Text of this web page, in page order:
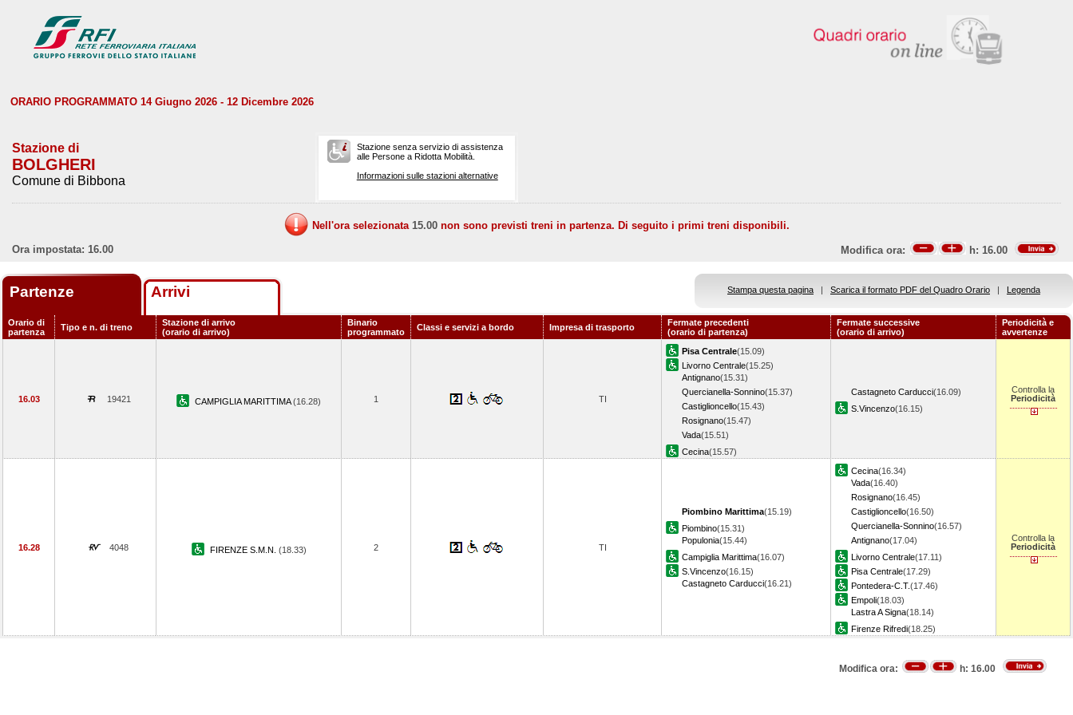
ORARIO PROGRAMMATO 14 Giugno 2026 - 12 Dicembre 2026
Stazione di
BOLGHERI
Comune di Bibbona
Stazione senza servizio di assistenza
alle Persone a Ridotta Mobilità.
Informazioni sulle stazioni alternative
Nell'ora selezionata 15.00 non sono previsti treni in partenza. Di seguito i primi treni disponibili.
Ora impostata: 16.00
Modifica ora: h: 16.00
Partenze Arrivi Stampa questa pagina | Scarica il formato PDF del Quadro Orario | Legenda
Orario di
partenza
Tipo e n. di treno
Stazione di arrivo
(orario di arrivo)
Binario
programmato
Classi e servizi a bordo Impresa di trasporto
Fermate precedenti
(orario di partenza)
Fermate successive
(orario di arrivo)
Periodicità e
avvertenze
16.03 19421 CAMPIGLIA MARITTIMA(16.28) 1 TI
Pisa Centrale(15.09)
Livorno Centrale(15.25)
Antignano(15.31)
Quercianella-Sonnino(15.37)
Castiglioncello(15.43)
Rosignano(15.47)
Vada(15.51)
Cecina(15.57)
Castagneto Carducci(16.09)
S.Vincenzo(16.15)
Controlla la
Periodicità
16.28 4048 FIRENZE S.M.N. (18.33) 2 TI
Piombino Marittima(15.19)
Piombino(15.31)
Populonia(15.44)
Campiglia Marittima(16.07)
S.Vincenzo(16.15)
Castagneto Carducci(16.21)
Cecina(16.34)
Vada(16.40)
Rosignano(16.45)
Castiglioncello(16.50)
Quercianella-Sonnino(16.57)
Antignano(17.04)
Livorno Centrale(17.11)
Pisa Centrale(17.29)
Pontedera-C.T.(17.46)
Empoli(18.03)
Lastra A Signa(18.14)
Firenze Rifredi(18.25)
Controlla la
Periodicità
Modifica ora: h: 16.00